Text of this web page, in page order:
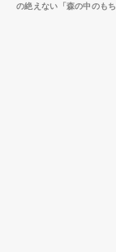
の絶えない「森の中のもち